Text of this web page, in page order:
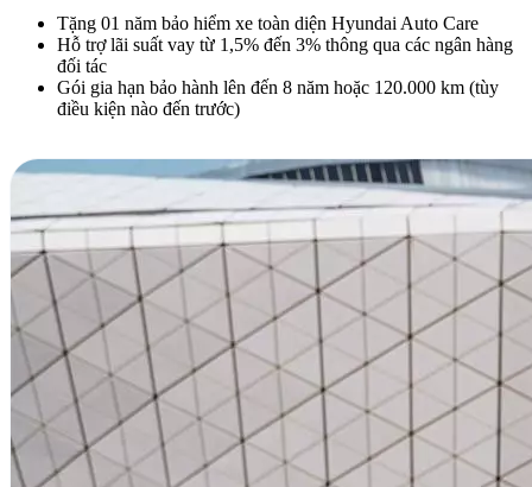
Tặng 01 năm bảo hiểm xe toàn diện Hyundai Auto Care
Hỗ trợ lãi suất vay từ 1,5% đến 3% thông qua các ngân hàng
đối tác
Gói gia hạn bảo hành lên đến 8 năm hoặc 120.000 km (tùy
điều kiện nào đến trước)